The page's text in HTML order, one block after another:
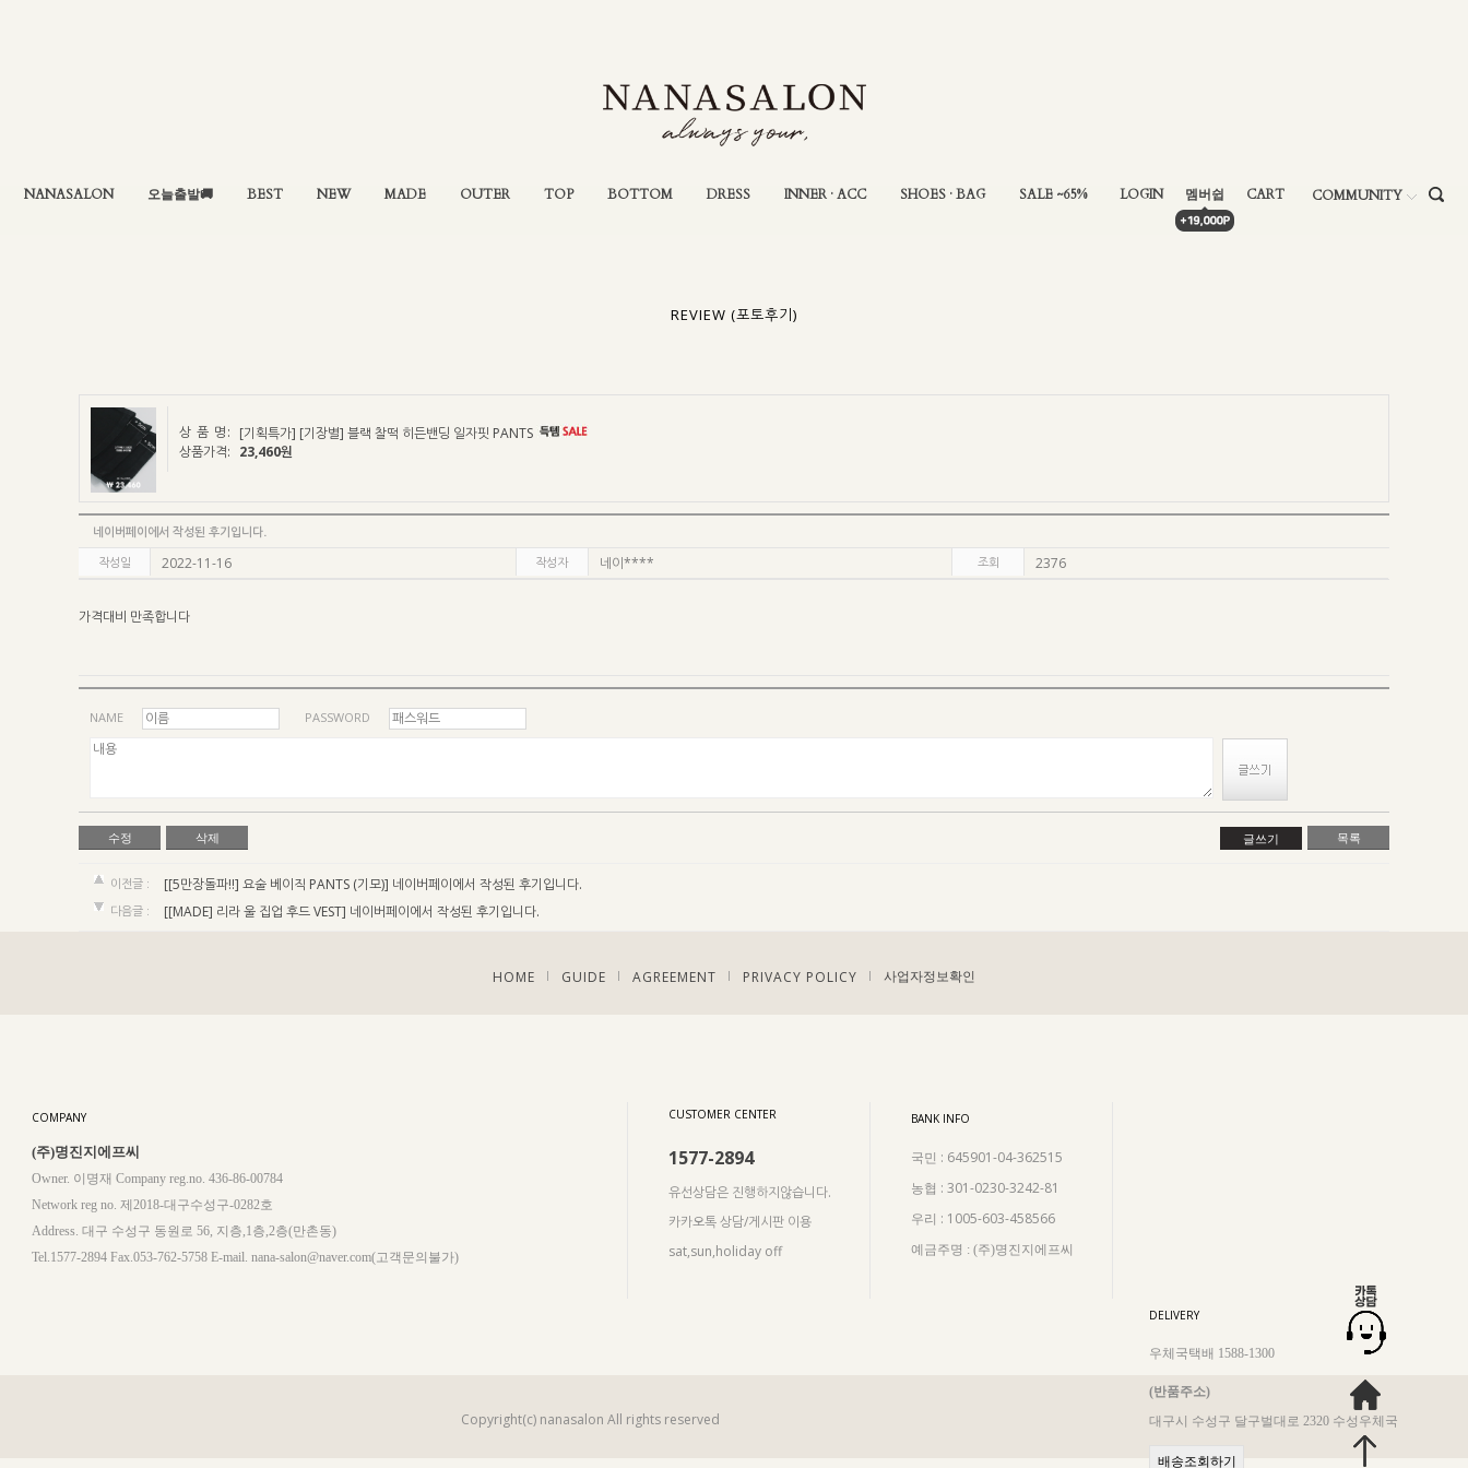
NANASALON 오늘출발🚚 BEST NEW MADE OUTER TOP BOTTOM DRESS INNER · ACC SHOES · BAG SALE ~65% LOGIN 멤버쉽 CART COMMUNITY
REVIEW (포토후기)
상 품 명: [기획특가] [기장별] 블랙 찰떡 히든밴딩 일자핏 PANTS
상품가격: 23,460원
네이버페이에서 작성된 후기입니다.
작성일
2022-11-16 작성자 네이**** 조회 2376
가격대비 만족합니다
NAME PASSWORD
수정 삭제 글쓰기 목록
이전글 : [[5만장돌파!!] 요술 베이직 PANTS (기모)] 네이버페이에서 작성된 후기입니다.
다음글 : [[MADE] 리라 울 집업 후드 VEST] 네이버페이에서 작성된 후기입니다.
HOME | GUIDE | AGREEMENT | PRIVACY POLICY | 사업자정보확인
COMPANY
(주)명진지에프씨
Owner. 이명재 Company reg.no. 436-86-00784
Network reg no. 제2018-대구수성구-0282호
Address. 대구 수성구 동원로 56, 지층,1층,2층(만촌동)
Tel.1577-2894 Fax.053-762-5758 E-mail. nana-salon@naver.com(고객문의불가)
CUSTOMER CENTER
1577-2894
유선상담은 진행하지않습니다.
카카오톡 상담/게시판 이용
sat,sun,holiday off
BANK INFO
국민 : 645901-04-362515
농협 : 301-0230-3242-81
우리 : 1005-603-458566
예금주명 : (주)명진지에프씨
DELIVERY
우체국택배 1588-1300
(반품주소)
대구시 수성구 달구벌대로 2320 수성우체국
배송조회하기
Copyright(c) nanasalon All rights reserved